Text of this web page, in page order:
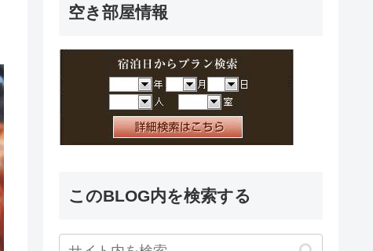
空き部屋情報
このBLOG内を検索する